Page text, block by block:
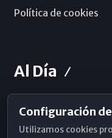
Política de cookies
Al Día
Horarios de Misa
Configuración
Utilizamos cookies